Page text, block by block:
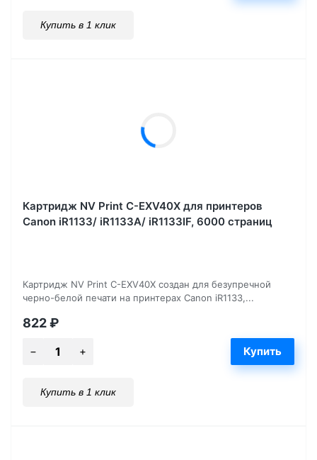
Купить в 1 клик
Картридж NV Print C-EXV40X для принтеров
Canon iR1133/ iR1133A/ iR1133IF, 6000 страниц
Картридж NV Print C-EXV40X создан для безупречной
черно-белой печати на принтерах Canon iR1133,...
822₽
Купить в 1 клик